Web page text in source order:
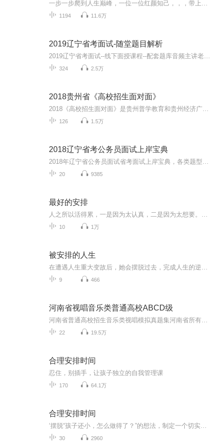
1194 11.6万
2019辽宁省考面试-随堂题目解析
324 2.5万
2018贵州省《高校招生面对面》
126 1.5万
2018辽宁省考公务员面试上岸宝典
20 9385
最好的安排
10 1万
被安排的人生
9 466
河南省视唱音乐类普通高校ABCD级
22 19.5万
合理安排时间
忍住，别插手，让孩子独立的自我管理课
170 64.1万
合理安排时间
30 2960